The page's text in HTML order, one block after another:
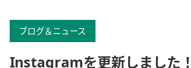
ブログ＆ニュース
Instagramを更新しまし